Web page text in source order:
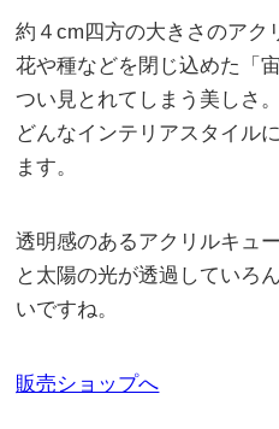
約４cm四方の大きさのアク
花や種などを閉じ込めた「
つい見とれてしまう美しさ
どんなインテリアスタイル
ます。
透明感のあるアクリルキュ
と太陽の光が透過していろ
いですね。
販売ショップへ